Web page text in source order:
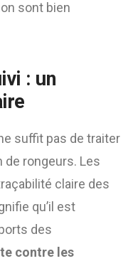
sont bien
: un
suffit pas de traiter
rongeurs. Les
claire des
qu’il est
des
contre les